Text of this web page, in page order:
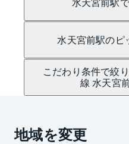
水天宮前駅
水天宮前駅のピ
こだわり条件で絞
線 水天宮
地域を変更